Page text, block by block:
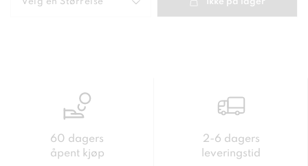
60 dagers
åpent kjøp
2-6 dagers
leveringstid